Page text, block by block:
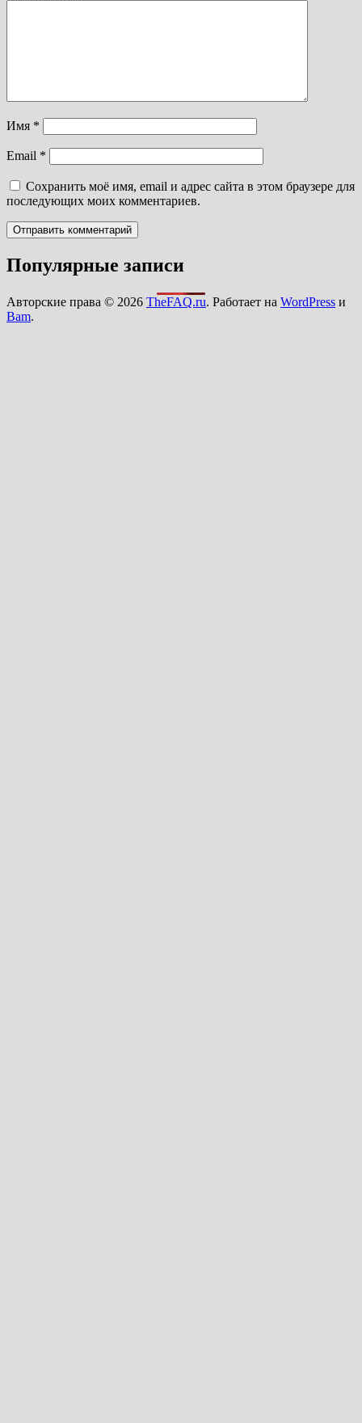
Имя *
Email *
Сохранить моё имя, email и адрес сайта в этом браузере для
последующих моих комментариев.
Популярные записи
Авторские права © 2026 TheFAQ.ru. Работает на WordPress и
Bam.